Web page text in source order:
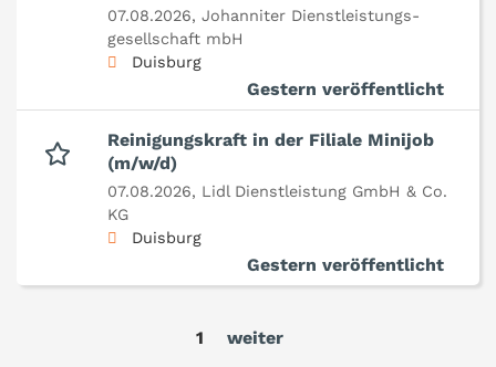
07.08.2026, Johanniter Dienstleistungs-
gesellschaft mbH
Duisburg
Gestern veröffentlicht
Reinigungskraft in der Filiale Minijob
(m/w/d)
07.08.2026, Lidl Dienstleistung GmbH & Co.
KG
Duisburg
Gestern veröffentlicht
1 weiter